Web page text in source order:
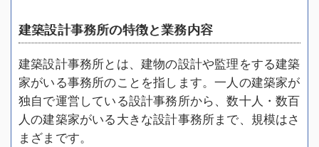
建築設計事務所の特徴と業務内容
建築設計事務所とは、建物の設計や監理をする建築
家がいる事務所のことを指します。一人の建築家が
独自で運営している設計事務所から、数十人・数百
人の建築家がいる大きな設計事務所まで、規模はさ
まざまです。